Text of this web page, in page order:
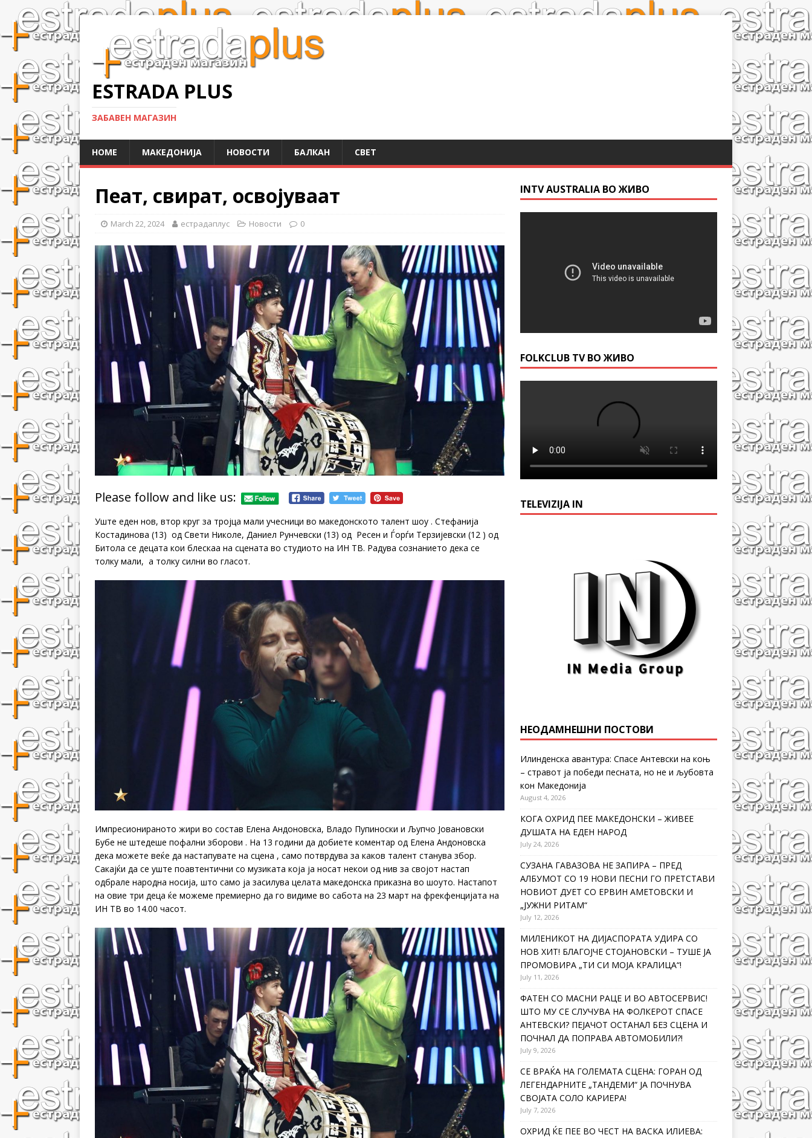
ESTRADA PLUS
ЗАБАВЕН МАГАЗИН
HOME МАКЕДОНИЈА НОВОСТИ БАЛКАН СВЕТ
Пеат, свират, освојуваат
March 22, 2024 естрадаплус Новости 0
Please follow and like us:
Уште еден нов, втор круг за тројца мали учесници во македонското талент шоу . Стефанија
Костадинова (13) од Свети Николе, Даниел Рунчевски (13) од Ресен и Ѓорѓи Терзијевски (12 ) од
Битола се децата кои блескаа на сцената во студиото на ИН ТВ. Радува сознанието дека се
толку мали, а толку силни во гласот.
Импресионираното жири во состав Елена Андоновска, Владо Пупиноски и Љупчо Јовановски
Бубе не штедеше пофални зборови . На 13 години да добиете коментар од Елена Андоновска
дека можете веќе да настапувате на сцена , само потврдува за каков талент станува збор.
Сакајќи да се уште поавтентични со музиката која ја носат некои од нив за својот настап
одбрале народна носија, што само ја засилува целата македонска приказна во шоуто. Настaпот
на овие три деца ќе можеме премиерно да го видиме во сабота на 23 март на фрекфенцијата на
ИН ТВ во 14.00 часот.
INTV AUSTRALIA ВО ЖИВО
FOLKCLUB TV ВО ЖИВО
TELEVIZIJA IN
НЕОДАМНЕШНИ ПОСТОВИ
Илинденска авантура: Спасе Антевски на коњ
– стравот ја победи песната, но не и љубовта
кон Македонија
August 4, 2026
КОГА ОХРИД ПЕЕ МАКЕДОНСКИ – ЖИВЕЕ
ДУШАТА НА ЕДЕН НАРОД
July 24, 2026
СУЗАНА ГАВАЗОВА НЕ ЗАПИРА – ПРЕД
АЛБУМОТ СО 19 НОВИ ПЕСНИ ГО ПРЕТСТАВИ
НОВИОТ ДУЕТ СО ЕРВИН АМЕТОВСКИ И
„ЈУЖНИ РИТАМ“
July 12, 2026
МИЛЕНИКОТ НА ДИЈАСПОРАТА УДИРА СО
НОВ ХИТ! БЛАГОЈЧЕ СТОЈАНОВСКИ – ТУШЕ ЈА
ПРОМОВИРА „ТИ СИ МОЈА КРАЛИЦА“!
July 11, 2026
ФАТЕН СО МАСНИ РАЦЕ И ВО АВТОСЕРВИС!
ШТО МУ СЕ СЛУЧУВА НА ФОЛКЕРОТ СПАСЕ
АНТЕВСКИ? ПЕЈАЧОТ ОСТАНАЛ БЕЗ СЦЕНА И
ПОЧНАЛ ДА ПОПРАВА АВТОМОБИЛИ?!
July 9, 2026
СЕ ВРАЌА НА ГОЛЕМАТА СЦЕНА: ГОРАН ОД
ЛЕГЕНДАРНИТЕ „ТАНДЕМИ“ ЈА ПОЧНУВА
СВОЈАТА СОЛО КАРИЕРА!
July 7, 2026
ОХРИД ЌЕ ПЕЕ ВО ЧЕСТ НА ВАСКА ИЛИЕВА: